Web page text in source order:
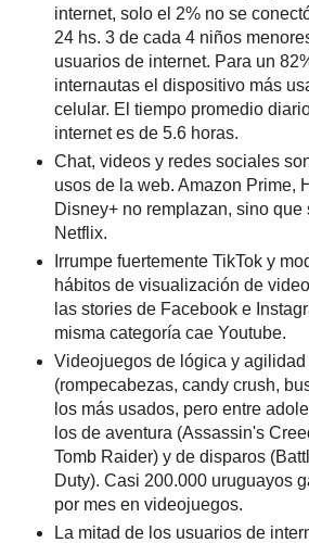
internet, solo el 2% no se
24 hs. 3 de cada 4 niños
usuarios de internet. Para un
internautas el dispositivo más
celular. El tiempo promedio
internet es de 5.6 horas.
Chat, videos y redes sociales
usos de la web. Amazon Prime,
Disney+ no remplazan, sino que
Netflix.
Irrumpe fuertemente TikTok y
hábitos de visualización de
las stories de Facebook e
misma categoría cae Youtube.
Videojuegos de lógica y agilidad
(rompecabezas, candy crush,
los más usados, pero entre
los de aventura (Assassin's
Tomb Raider) y de disparos
Duty). Casi 200.000 uruguayos
por mes en videojuegos.
La mitad de los usuarios de